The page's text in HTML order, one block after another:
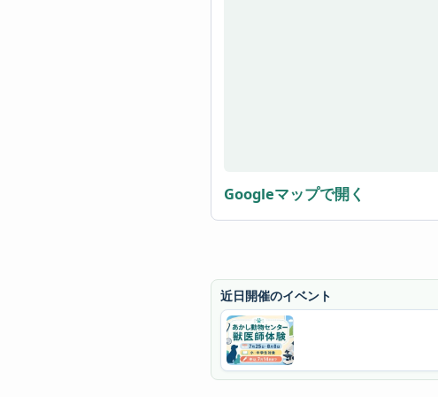
Googleマップで開く
近日開催のイベント